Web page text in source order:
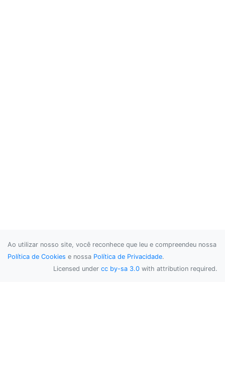
Ao utilizar nosso site, você reconhece que leu e compreendeu nossa
Política de Cookies e nossa Política de Privacidade.
Licensed under cc by-sa 3.0 with attribution required.